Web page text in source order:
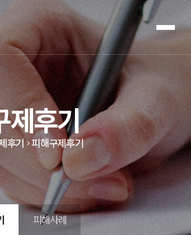
제후기
후기 피해구제후기
피해사례